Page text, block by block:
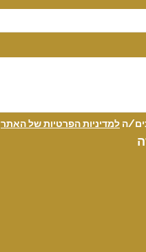
ה למדיניות הפרטיות של האתר